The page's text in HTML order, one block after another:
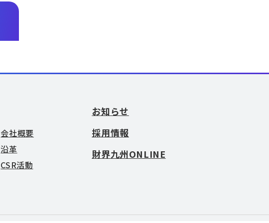
会社概要
沿革
CSR活動
お知らせ
採用情報
財界九州ONLINE